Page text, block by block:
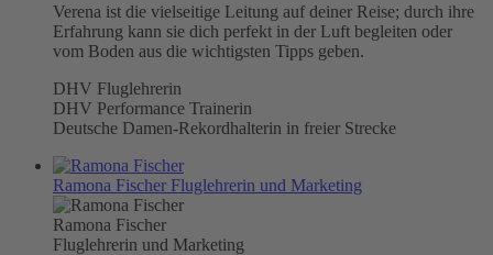
Verena ist die vielseitige Leitung auf deiner Reise; durch ihre
Erfahrung kann sie dich perfekt in der Luft begleiten oder
vom Boden aus die wichtigsten Tipps geben.
DHV Fluglehrerin
DHV Performance Trainerin
Deutsche Damen-Rekordhalterin in freier Strecke
Ramona Fischer Fluglehrerin und Marketing
Ramona Fischer
Fluglehrerin und Marketing